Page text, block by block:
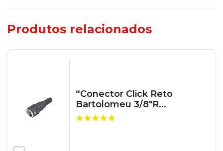
Produtos relacionados
“Conector Click Reto
Bartolomeu 3/8″R...